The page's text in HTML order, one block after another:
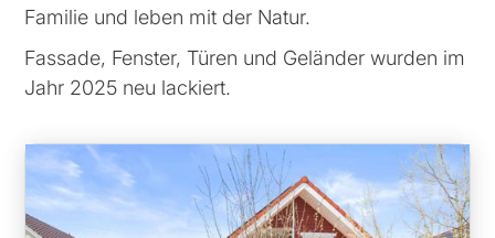
Familie und leben mit der Natur.
Fassade, Fenster, Türen und Geländer wurden im
Jahr 2025 neu lackiert.